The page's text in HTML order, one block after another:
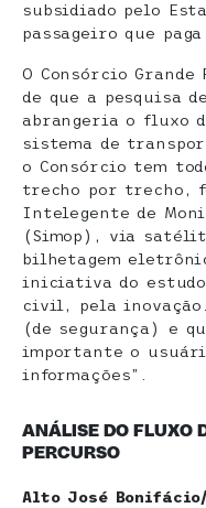
subsidiado pelo
passageiro que
O Consórcio
de que a pesquisa
abrangeria o fluxo
sistema de
o Consórcio tem
trecho por trecho,
Intelegente de
(Simop), via
bilhetagem
iniciativa do estudo
civil, pela
(de segurança) e
importante o
informações”.
ANÁLISE DO FLUXO
PERCURSO
Alto José